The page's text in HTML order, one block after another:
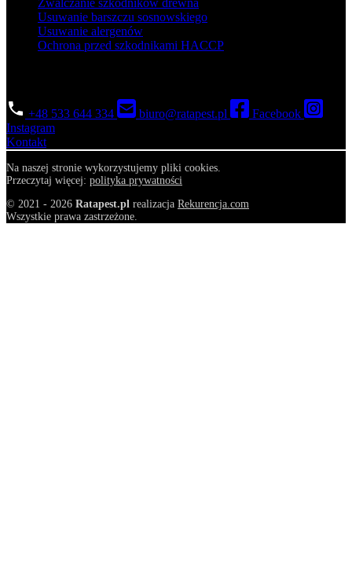
Usuwanie barszczu sosnowskiego
Usuwanie alergenów
Ochrona przed szkodnikami HACCP
+48 533 644 334 biuro@ratapest.pl
Facebook
Instagram
Kontakt
Na naszej stronie wykorzystujemy pliki cookies.
Przeczytaj więcej: polityka prywatności
© 2021 - 2026 Ratapest.pl realizacja Rekurencja.com
Wszystkie prawa zastrzeżone.